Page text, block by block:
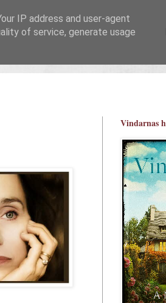
Vindarnas
IP address and user-agent
of service, generate usage